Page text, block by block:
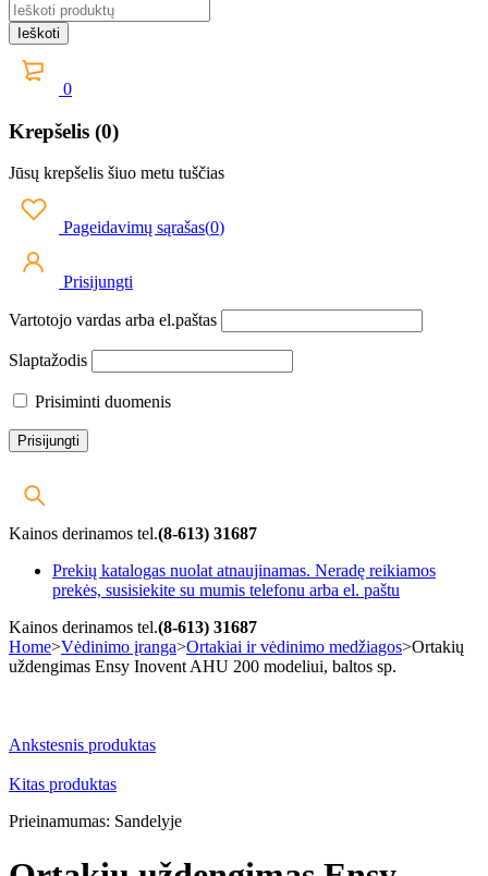
0
Krepšelis (0)
Jūsų krepšelis šiuo metu tuščias
Pageidavimų sąrašas(0)
Prisijungti
Vartotojo vardas arba el.paštas
Slaptažodis
Prisiminti duomenis
Kainos derinamos tel.(8-613) 31687
Prekių katalogas nuolat atnaujinamas. Neradę reikiamos
prekės, susisiekite su mumis telefonu arba el. paštu
Kainos derinamos tel.(8-613) 31687
Home>Vėdinimo įranga>Ortakiai ir vėdinimo medžiagos>Ortakių
uždengimas Ensy Inovent AHU 200 modeliui, baltos sp.
Ankstesnis produktas
Kitas produktas
Prieinamumas: Sandelyje